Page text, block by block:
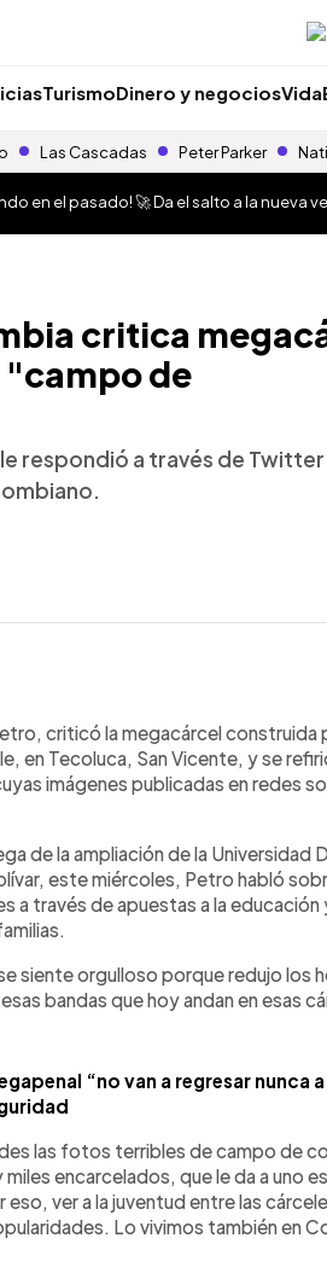
TurismoDinero y negociosVida
Las Cascadas Peter Parker
en el pasado! 🚀 Da el salto a la nueva
critica
"campo de
respondió a través de Twitter
criticó la megacárcel construida
en Tecoluca, San Vicente, y se
imágenes publicadas en redes
de la ampliación de la Universidad
este miércoles, Petro habló
a través de apuestas a la educación
siente orgulloso porque redujo los
bandas que hoy andan en esas
“no van a regresar nunca a
las fotos terribles de campo de
encarcelados, que le da a uno
ver a la juventud entre las
Lo vivimos también en